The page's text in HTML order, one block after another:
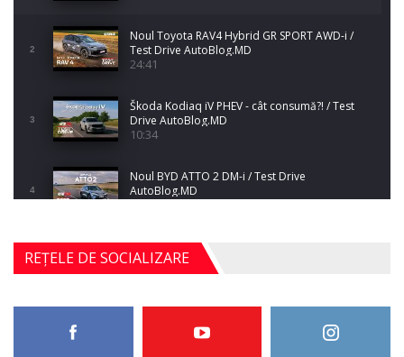
2
Noul Toyota RAV4 Hybrid GR SPORT AWD-i /
Test Drive AutoBlog.MD
24:41
3
Škoda Kodiaq iV PHEV - cât consumă?! / Test
Drive AutoBlog.MD
10:34
4
Noul BYD ATTO 2 DM-i / Test Drive
AutoBlog.MD
17:35
5
Noul Mercedes-Benz S-Class facelift (S 580
4MATIC V223) / Test Drive AutoBlog.MD
27:33
REȚELE DE SOCIALIZARE